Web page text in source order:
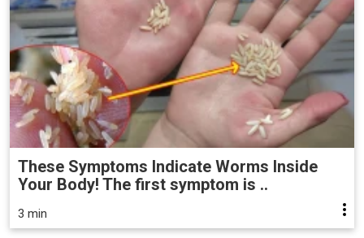
These Symptoms Indicate Worms Inside
Your Body! The first symptom is ..
3 min